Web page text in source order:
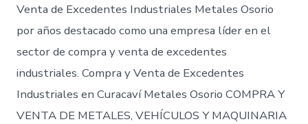
Venta de Excedentes Industriales Metales Osorio
por años destacado como una empresa líder en el
sector de compra y venta de excedentes
industriales. Compra y Venta de Excedentes
Industriales en Curacaví Metales Osorio COMPRA Y
VENTA DE METALES, VEHÍCULOS Y MAQUINARIA